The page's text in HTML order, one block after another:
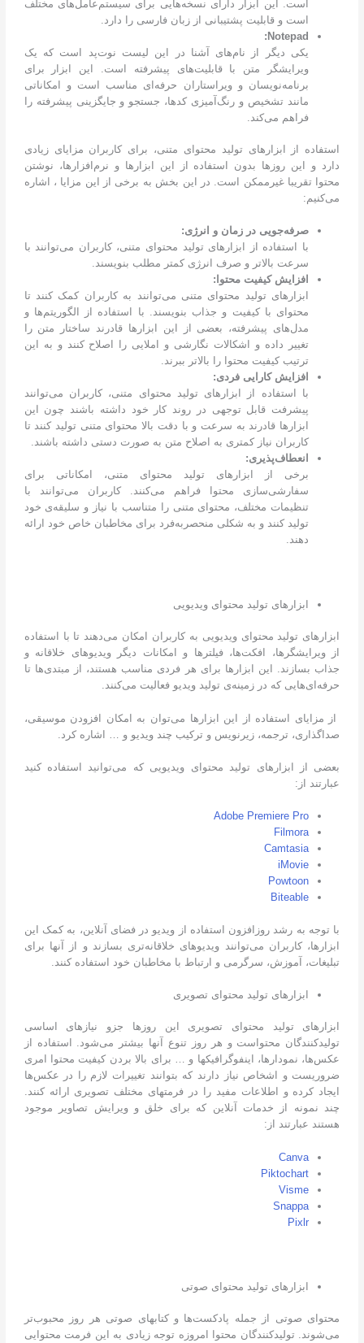
است. این ابزار دارای نسخه‌هایی برای سیستم‌عامل‌های مختلف
است و قابلیت پشتیبانی از زبان فارسی را دارد.
Notepad
:
یکی دیگر از نام‌های آشنا در این لیست نوت‌پد است که یک
ویرایشگر متن با قابلیت‌های پیشرفته است. این ابزار برای
برنامه‌نویسان و ویراستاران حرفه‌ای مناسب است و امکاناتی
مانند تشخیص و رنگ‌آمیزی کدها، جستجو و جایگزینی پیشرفته را
فراهم می‌کند.
استفاده از ابزارهای تولید محتوای متنی، برای کاربران مزایای زیادی
دارد و این روزها بدون استفاده از این ابزارها و نرم‌افزارها، نوشتن
محتوا تقریبا غیرممکن است. در این بخش به برخی از این مزایا ، اشاره
می‌کنیم:
صرفه‌جویی در زمان و انرژی:
با استفاده از ابزارهای تولید محتوای متنی، کاربران می‌توانند با
سرعت بالاتر و صرف انرژی کمتر مطلب بنویسند.
افزایش کیفیت محتوا:
ابزارهای تولید محتوای متنی می‌توانند به کاربران کمک کنند تا
محتوای با کیفیت و جذاب بنویسند. با استفاده از الگوریتم‌ها و
مدل‌های پیشرفته، بعضی از این ابزارها قادرند ساختار متن را
تغییر داده و اشکالات نگارشی و املایی را اصلاح کنند و به این
ترتیب کیفیت محتوا را بالاتر ببرند.
افزایش کارایی فردی:
با استفاده از ابزارهای تولید محتوای متنی، کاربران می‌توانند
پیشرفت قابل توجهی در روند کار خود داشته باشند چون این
ابزارها قادرند به سرعت و با دقت بالا محتوای متنی تولید کنند تا
کاربران نیاز کمتری به اصلاح متن به صورت دستی داشته باشند.
انعطاف‌پذیری:
برخی از ابزارهای تولید محتوای متنی، امکاناتی برای
سفارشی‌سازی محتوا فراهم می‌کنند. کاربران می‌توانند با
تنظیمات مختلف، محتوای متنی را متناسب با نیاز و سلیقه‌‌ی خود
تولید کنند و به شکلی منحصربه‌فرد برای مخاطبان خاص خود ارائه
دهند.
ابزارهای تولید محتوای ویدیویی
ابزارهای تولید محتوای ویدیویی به کاربران امکان می‌دهند تا با استفاده
از ویرایشگرها، افکت‌ها، فیلترها و امکانات دیگر ویدیوهای خلاقانه و
جذاب بسازند. این ابزارها برای هر فردی مناسب هستند، از مبتدی‌ها تا
حرفه‌ای‌هایی که در زمینه‌ی تولید ویدیو فعالیت می‌کنند.
از مزایای استفاده از این ابزارها می‌توان به امکان افزودن موسیقی،
صداگذاری، ترجمه، زیرنویس و ترکیب چند ویدیو و … اشاره کرد.
بعضی از ابزارهای تولید محتوای ویدیویی که می‌توانید استفاده کنید
عبارتند از:
Adobe Premiere Pro
Filmora
Camtasia
iMovie
Powtoon
Biteable
با توجه به رشد روزافزون استفاده از ویدیو در فضای آنلاین، به کمک این
ابزارها، کاربران می‌توانند ویدیوهای خلاقانه‌تری بسازند و از آنها برای
تبلیغات، آموزش، سرگرمی و ارتباط با مخاطبان خود استفاده کنند.
ابزارهای تولید محتوای تصویری
ابزارهای تولید محتوای تصویری این روزها جزو نیازهای اساسی
تولیدکنندگان محتواست و هر روز تنوع آنها بیشتر می‌شود. استفاده از
عکس‌ها، نمودارها، اینفوگرافیکها و … برای بالا بردن کیفیت محتوا امری
ضروریست و اشخاص نیاز دارند که بتوانند تغییرات لازم را در عکس‌ها
ایجاد کرده و اطلاعات مفید را در فرمتهای مختلف تصویری ارائه کنند.
چند نمونه از خدمات آنلاین که برای خلق و ویرایش تصاویر موجود
هستند عبارتند از:
Canva
Piktochart
Visme
Snappa
Pixlr
ابزارهای تولید محتوای صوتی
محتوای صوتی از جمله پادکست‌ها و کتابهای صوتی هر روز محبوب‌تر
می‌شوند. تولیدکنندگان محتوا امروزه توجه زیادی به این فرمت محتوایی